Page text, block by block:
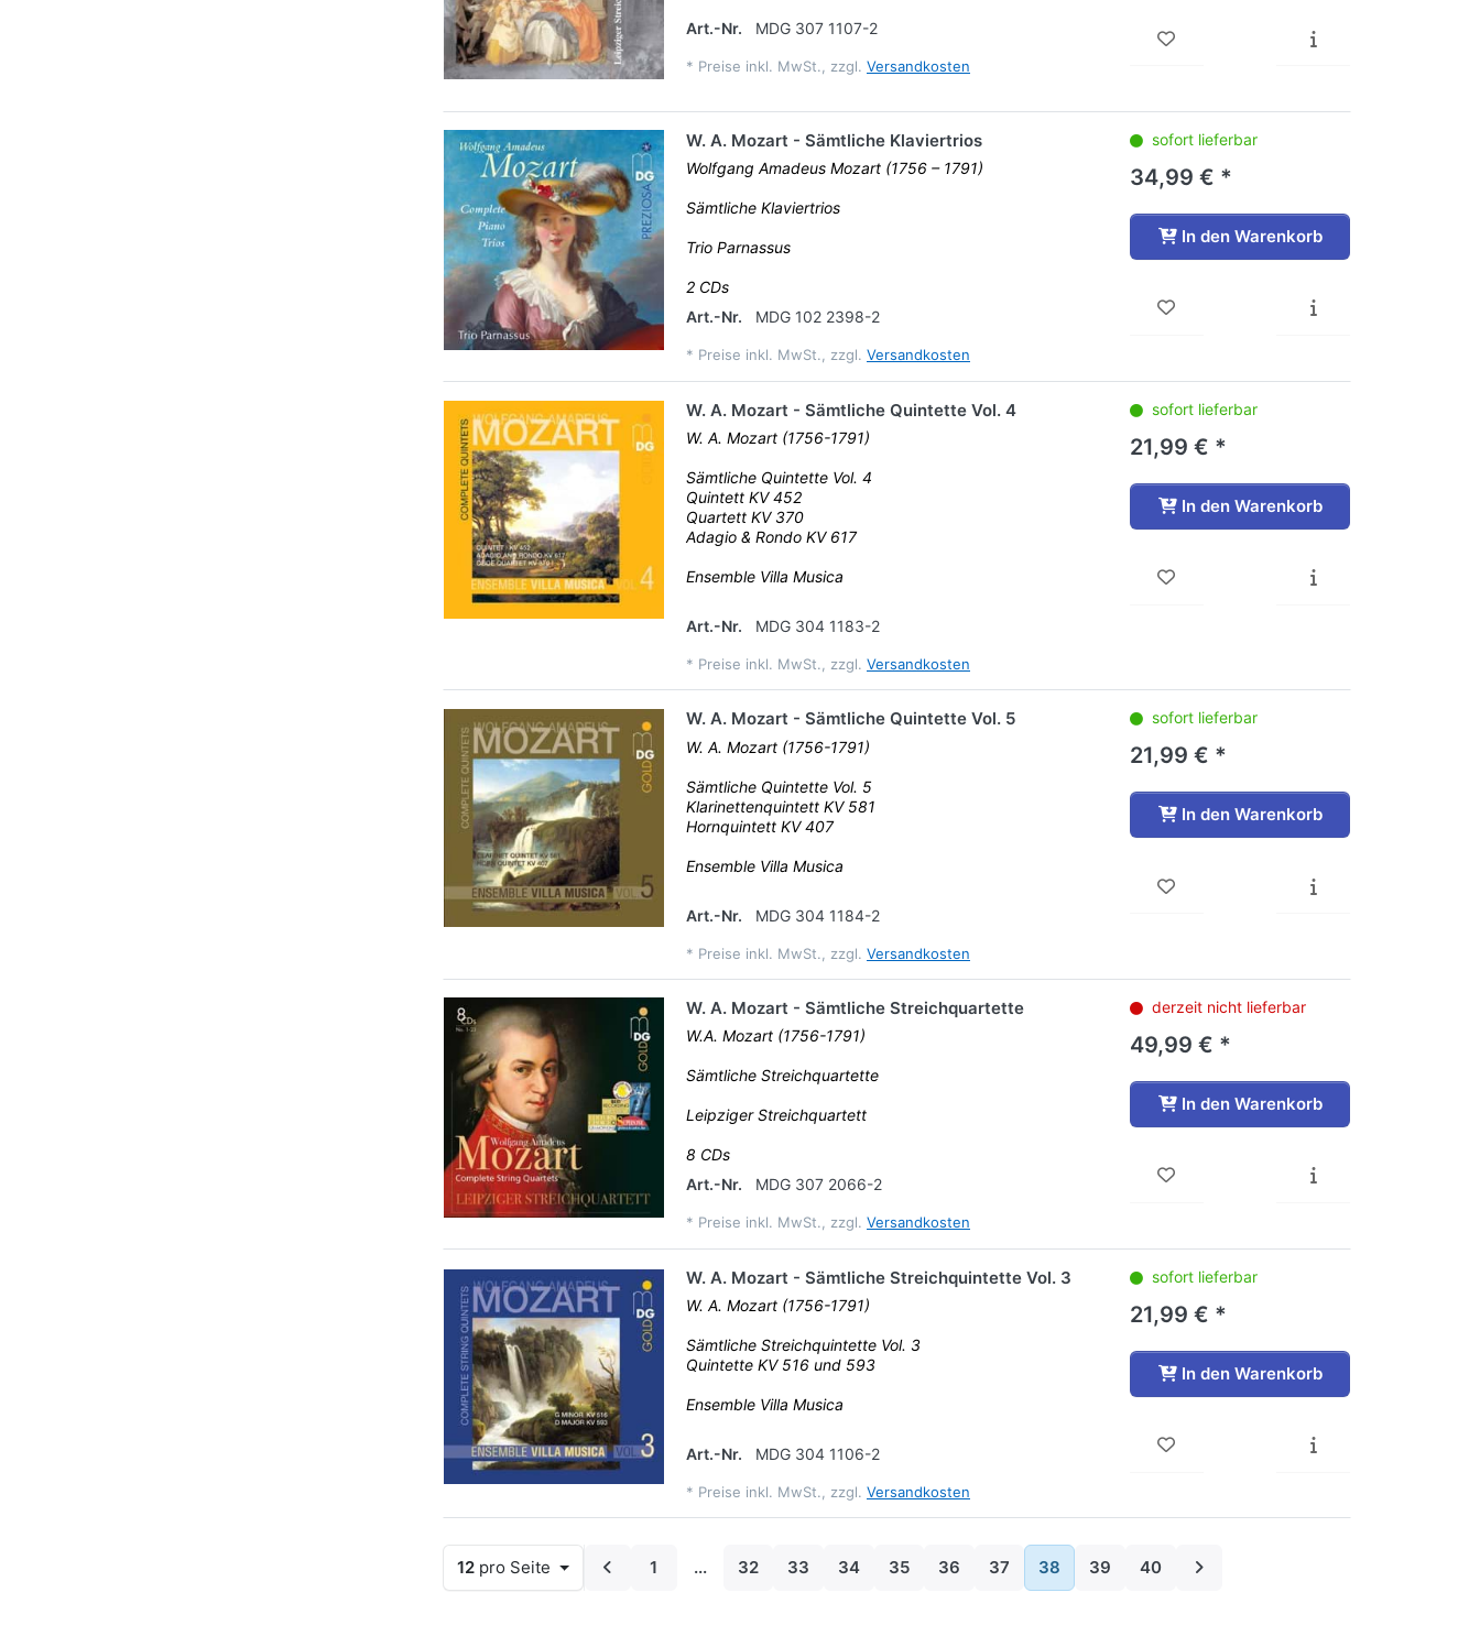
Art.-Nr. MDG 307 1107-2
* Preise inkl. MwSt., zzgl. Versandkosten
W. A. Mozart - Sämtliche Klaviertrios
Wolfgang Amadeus Mozart (1756 – 1791)
Sämtliche Klaviertrios
Trio Parnassus
2 CDs
Art.-Nr.
MDG 102 2398-2
* Preise inkl. MwSt., zzgl. Versandkosten
sofort lieferbar
34,99 € *
In den Warenkorb
W. A. Mozart - Sämtliche Quintette Vol. 4
W. A. Mozart (1756-1791)
Sämtliche Quintette Vol. 4
Quintett KV 452
Quartett KV 370
Adagio & Rondo KV 617
Ensemble Villa Musica
Art.-Nr. MDG 304 1183-2
* Preise inkl. MwSt., zzgl. Versandkosten
sofort lieferbar
21,99 € *
In den Warenkorb
W. A. Mozart - Sämtliche Quintette Vol. 5
W. A. Mozart (1756-1791)
Sämtliche Quintette Vol. 5
Klarinettenquintett KV 581
Hornquintett KV 407
Ensemble Villa Musica
Art.-Nr. MDG 304 1184-2
* Preise inkl. MwSt., zzgl. Versandkosten
sofort lieferbar
21,99 € *
In den Warenkorb
W. A. Mozart - Sämtliche Streichquartette
W.A. Mozart (1756-1791)
Sämtliche Streichquartette
Leipziger Streichquartett
8 CDs
Art.-Nr.
MDG 307 2066-2
* Preise inkl. MwSt., zzgl. Versandkosten
derzeit nicht lieferbar
49,99 € *
In den Warenkorb
W. A. Mozart - Sämtliche Streichquintette Vol. 3
W. A. Mozart (1756-1791)
Sämtliche Streichquintette Vol. 3
Quintette KV 516 und 593
Ensemble Villa Musica
Art.-Nr. MDG 304 1106-2
* Preise inkl. MwSt., zzgl. Versandkosten
sofort lieferbar
21,99 € *
In den Warenkorb
12 pro Seite 1 ... 32 33 34 35 36 37 38 39 40